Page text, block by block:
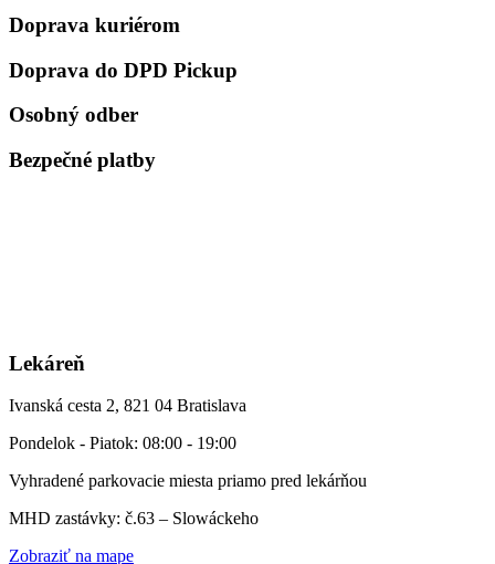
Doprava kuriérom
Doprava do DPD Pickup
Osobný odber
Bezpečné platby
Lekáreň
Ivanská cesta 2, 821 04 Bratislava
Pondelok - Piatok: 08:00 - 19:00
Vyhradené parkovacie miesta priamo pred lekárňou
MHD zastávky: č.63 – Slowáckeho
Zobraziť na mape